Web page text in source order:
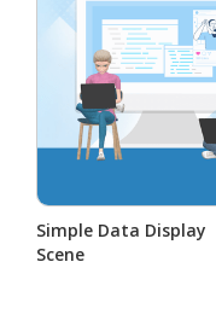
Simple Data Display
Scene